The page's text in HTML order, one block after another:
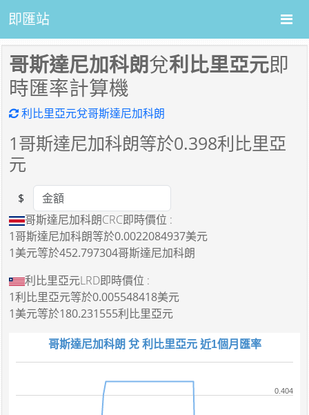
即匯站
哥斯達尼加科朗兌利比里亞元即
時匯率計算機
利比里亞元兌哥斯達尼加科朗
1哥斯達尼加科朗等於0.398利比里亞
元
Amount
$
哥斯達尼加科朗CRC即時價位 :
1哥斯達尼加科朗等於0.0022084937美元
1美元等於452.797304哥斯達尼加科朗
利比里亞元LRD即時價位 :
1利比里亞元等於0.005548418美元
1美元等於180.231555利比里亞元
哥斯達尼加科朗 兌 利比里亞元 近1個月匯率
0.404